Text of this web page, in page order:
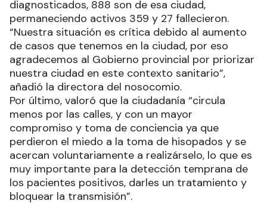
diagnosticados, 888 son de esa ciudad,
permaneciendo activos 359 y 27 fallecieron.
“Nuestra situación es crítica debido al aumento
de casos que tenemos en la ciudad, por eso
agradecemos al Gobierno provincial por priorizar
nuestra ciudad en este contexto sanitario”,
añadió la directora del nosocomio.
Por último, valoró que la ciudadanía “circula
menos por las calles, y con un mayor
compromiso y toma de conciencia ya que
perdieron el miedo a la toma de hisopados y se
acercan voluntariamente a realizárselo, lo que es
muy importante para la detección temprana de
los pacientes positivos, darles un tratamiento y
bloquear la transmisión”.